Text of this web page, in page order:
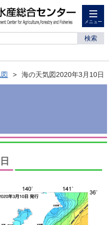
メニュー
検索
海の天気図2020年3月10日